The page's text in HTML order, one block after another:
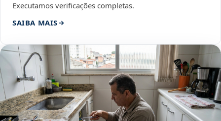
Executamos verificações completas.
SAIBA MAIS